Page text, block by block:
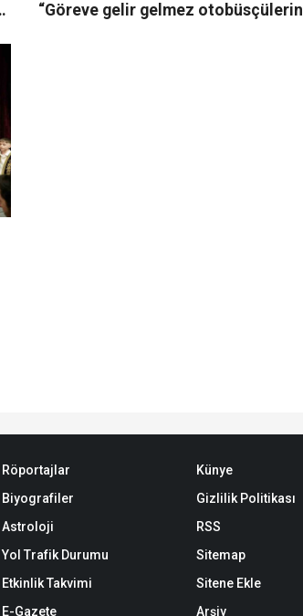
“Göreve gelir gelmez otobüsçülerin
Röportajlar
Biyografiler
Astroloji
Yol Trafik Durumu
Etkinlik Takvimi
E-Gazete
Künye
Gizlilik Politikası
RSS
Sitemap
Sitene Ekle
Arşiv